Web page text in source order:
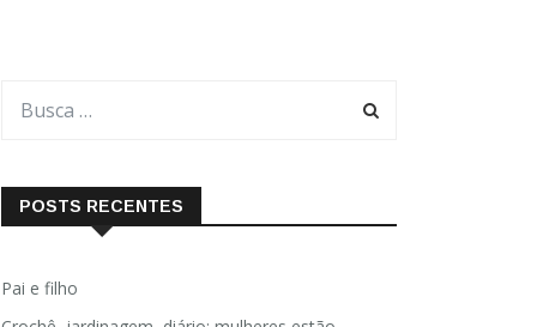
POSTS RECENTES
Pai e filho